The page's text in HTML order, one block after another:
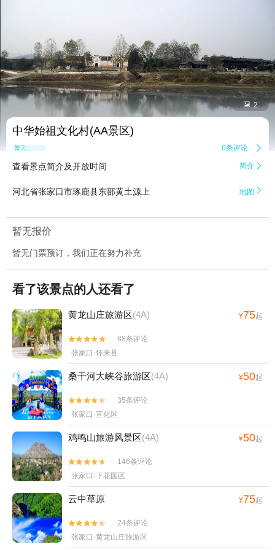
 2
中华始祖文化村(AA景区)
暂无点评 0条评论 
查看景点简介及开放时间 简介 
河北省张家口市琢鹿县东部黄土源上 地图 
暂无报价
暂无门票预订，我们正在努力补充
看了该景点的人还看了
黄龙山庄旅游区(4A) ¥75起


88条评论
张家口·怀来县
桑干河大峡谷旅游区(4A) ¥50起


35条评论
张家口·宣化区
鸡鸣山旅游风景区(4A) ¥50起


146条评论
张家口·下花园区
云中草原 ¥75起


24条评论
张家口·黄龙山庄旅游区